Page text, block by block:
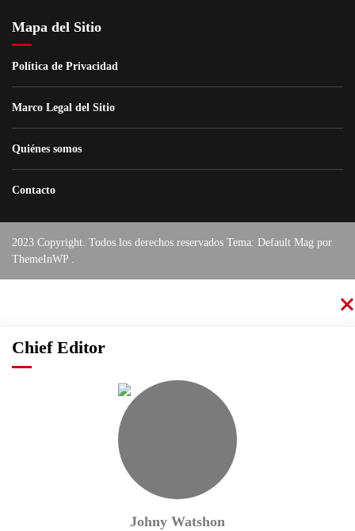
Mapa del Sitio
Política de Privacidad
Marco Legal del Sitio
Quiénes somos
Contacto
2023 Copyright. Todos los derechos reservados Tema: Default Mag por
ThemeInWP .
Chief Editor
Johny Watshon